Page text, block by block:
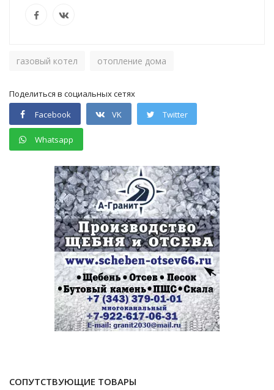
газовый котел отопление дома
Поделиться в социальных сетях
Facebook
VK Twitter
Whatsapp
СОПУТСТВУЮЩИЕ ТОВАРЫ